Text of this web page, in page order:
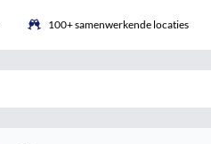
100+ samenwerkende locaties